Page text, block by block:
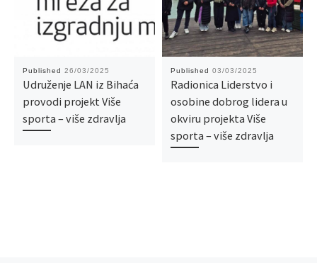
Published 26/03/2025
Udruženje LAN iz Bihaća
provodi projekt Više
sporta – više zdravlja
Published 03/03/2025
Radionica Liderstvo i
osobine dobrog lidera u
okviru projekta Više
sporta – više zdravlja